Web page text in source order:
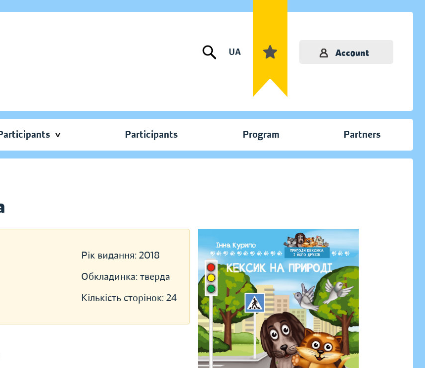
UA Account
Participants Program Partners
Рік видання: 2018
Обкладинка: тверда
Кількість сторінок: 24